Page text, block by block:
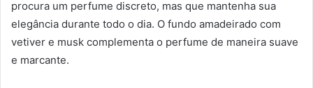
procura um perfume discreto, mas que mantenha sua
elegância durante todo o dia. O fundo amadeirado com
vetiver e musk complementa o perfume de maneira suave
e marcante.